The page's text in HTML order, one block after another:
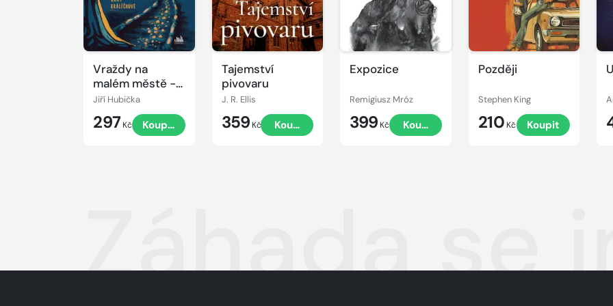
Vraždy na
malém městě -
Případy Dany
Králíčkové
Jiří Hubička
297Kč Koupit
Tajemství
pivovaru
J. R. Ellis
359 Kč Koupit
Expozice
Remigiusz Mróz
399 Kč Koupit
Později
Stephen King
210 Kč Koupit
Záhada se